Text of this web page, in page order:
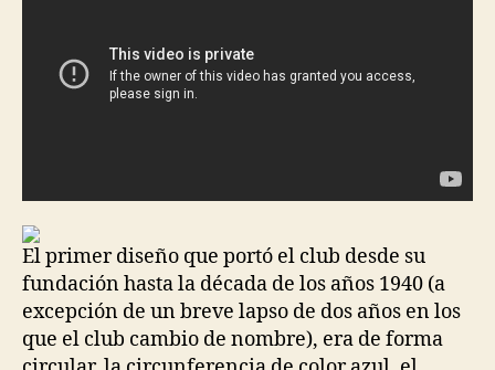
El primer diseño que portó el club desde su
fundación hasta la década de los años 1940 (a
excepción de un breve lapso de dos años en los
que el club cambio de nombre), era de forma